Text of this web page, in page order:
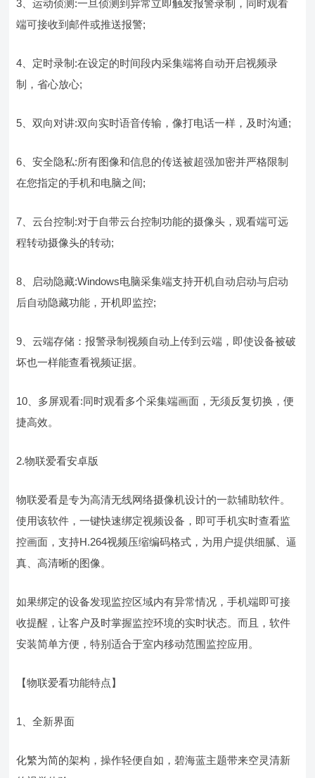
3、运动侦测:一旦侦测到异常立即触发报警录制，同时观看
端可接收到邮件或推送报警;
4、定时录制:在设定的时间段内采集端将自动开启视频录
制，省心放心;
5、双向对讲:双向实时语音传输，像打电话一样，及时沟通;
6、安全隐私:所有图像和信息的传送被超强加密并严格限制
在您指定的手机和电脑之间;
7、云台控制:对于自带云台控制功能的摄像头，观看端可远
程转动摄像头的转动;
8、启动隐藏:Windows电脑采集端支持开机自动启动与启动
后自动隐藏功能，开机即监控;
9、云端存储：报警录制视频自动上传到云端，即使设备被破
坏也一样能查看视频证据。
10、多屏观看:同时观看多个采集端画面，无须反复切换，便
捷高效。
2.物联爱看安卓版
物联爱看是专为高清无线网络摄像机设计的一款辅助软件。
使用该软件，一键快速绑定视频设备，即可手机实时查看监
控画面，支持H.264视频压缩编码格式，为用户提供细腻、逼
真、高清晰的图像。
如果绑定的设备发现监控区域内有异常情况，手机端即可接
收提醒，让客户及时掌握监控环境的实时状态。而且，软件
安装简单方便，特别适合于室内移动范围监控应用。
【物联爱看功能特点】
1、全新界面
化繁为简的架构，操作轻便自如，碧海蓝主题带来空灵清新